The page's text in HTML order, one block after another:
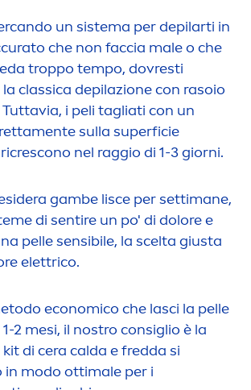
un sistema per depilarti in
che non faccia male o che
troppo tempo, dovresti
la classica depilazione con rasoio
i peli tagliati con un
mente sulla superficie
nel raggio di 1-3 giorni.
gambe lisce per settimane,
di sentire un po' di dolore e
pelle sensibile, la scelta giusta
elettrico.
economico che lasci la pelle
2 mesi, il nostro consiglio è la
di cera calda e fredda si
in modo ottimale per i